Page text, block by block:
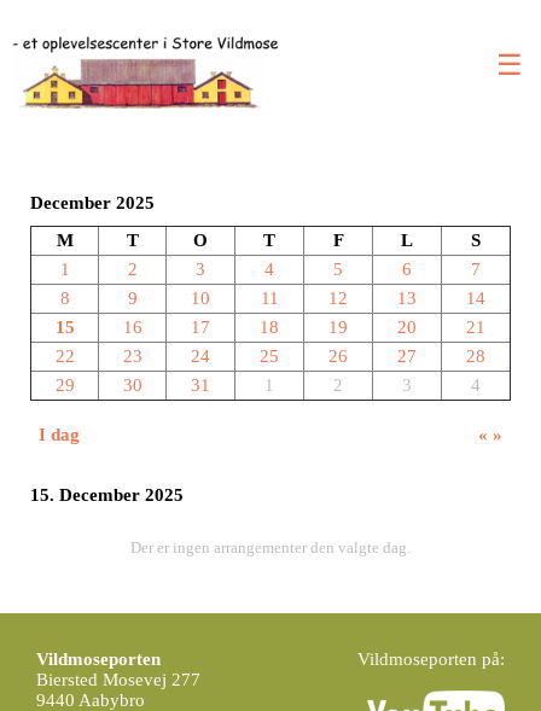
☰
December 2025
M
T O T F L
S
1
2 3 4 5 6
7
8
9 10 11 12 13
14
15
16 17 18 19 20
21
22
23 24 25 26 27
28
29
30 31 1 2 3 4
I dag « »
15. December 2025
Der er ingen arrangementer den valgte dag.
Vildmoseporten
Biersted Mosevej 277
9440 Aabybro
Vildmoseporten på: